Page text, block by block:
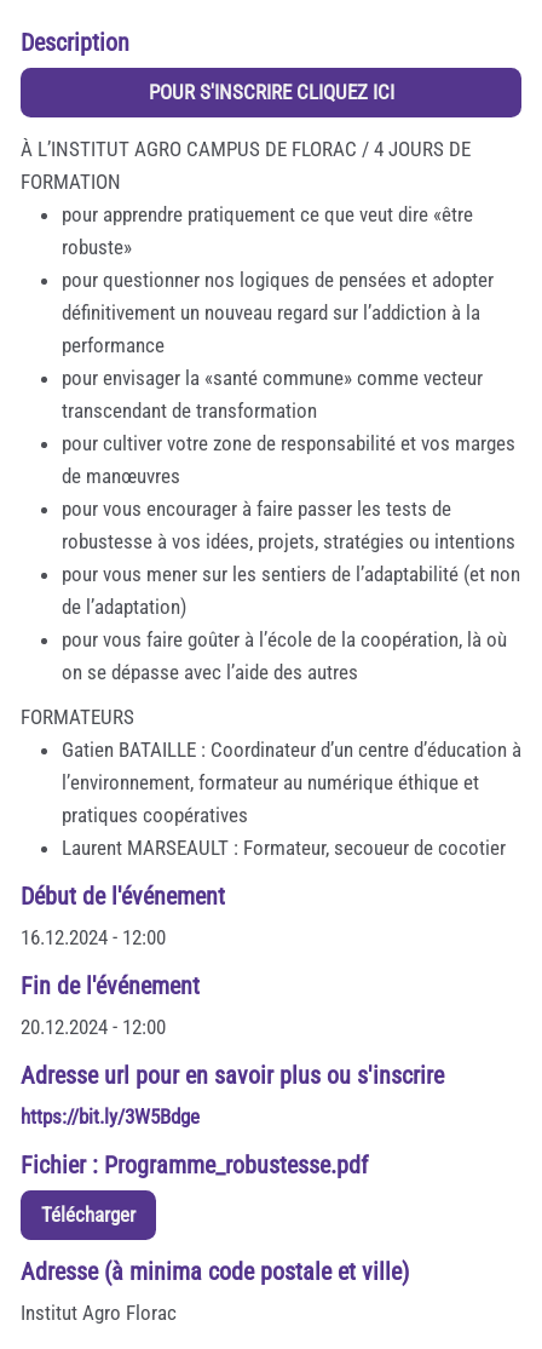
Description
POUR S'INSCRIRE CLIQUEZ ICI
À L’INSTITUT AGRO CAMPUS DE FLORAC / 4 JOURS DE
FORMATION
pour apprendre pratiquement ce que veut dire «être
robuste»
pour questionner nos logiques de pensées et adopter
définitivement un nouveau regard sur l’addiction à la
performance
pour envisager la «santé commune» comme vecteur
transcendant de transformation
pour cultiver votre zone de responsabilité et vos marges
de manœuvres
pour vous encourager à faire passer les tests de
robustesse à vos idées, projets, stratégies ou intentions
pour vous mener sur les sentiers de l’adaptabilité (et non
de l’adaptation)
pour vous faire goûter à l’école de la coopération, là où
on se dépasse avec l’aide des autres
FORMATEURS
Gatien BATAILLE : Coordinateur d’un centre d’éducation à
l’environnement, formateur au numérique éthique et
pratiques coopératives
Laurent MARSEAULT : Formateur, secoueur de cocotier
Début de l'événement
16.12.2024 - 12:00
Fin de l'événement
20.12.2024 - 12:00
Adresse url pour en savoir plus ou s'inscrire
https://bit.ly/3W5Bdge
Fichier : Programme_robustesse.pdf
Télécharger
Adresse (à minima code postale et ville)
Institut Agro Florac